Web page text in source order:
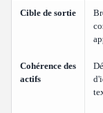
Cible de sortie
Cohérence des
actifs